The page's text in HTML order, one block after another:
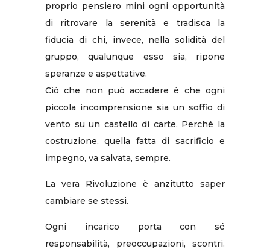
proprio pensiero mini ogni opportunità
di ritrovare la serenità e tradisca la
fiducia di chi, invece, nella solidità del
gruppo, qualunque esso sia, ripone
speranze e aspettative.
Ciò che non può accadere è che ogni
piccola incomprensione sia un soffio di
vento su un castello di carte. Perché la
costruzione, quella fatta di sacrificio e
impegno, va salvata, sempre.
La vera Rivoluzione è anzitutto saper
cambiare se stessi.
Ogni incarico porta con sé
responsabilità, preoccupazioni, scontri.